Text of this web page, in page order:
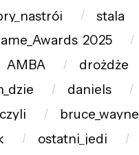
stala
AMBA
drożdże
daniels
czyli
bruce_wayne
ostatni_jedi